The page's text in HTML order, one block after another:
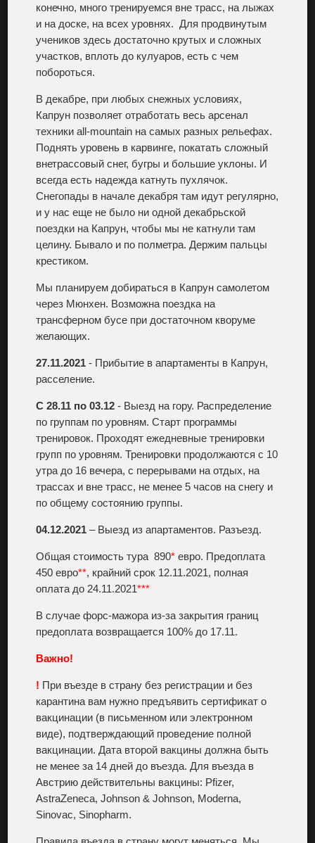
конечно, много тренируемся вне трасс, на лыжах
и на доске, на всех уровнях. Для продвинутым
учеников здесь достаточно крутых и сложных
участков, вплоть до кулуаров, есть с чем
побороться.
В декабре, при любых снежных условиях,
Капрун позволяет отработать весь арсенал
техники all-mountain на самых разных рельефах.
Поднять уровень в карвинге, покатать сложный
внетрассовый снег, бугры и большие уклоны. И
всегда есть надежда катнуть пухлячок.
Снегопады в начале декабря там идут регулярно,
и у нас еще не было ни одной декабрьской
поездки на Капрун, чтобы мы не катнули там
целину. Бывало и по полметра. Держим пальцы
крестиком.
Мы планируем добираться в Капрун самолетом
через Мюнхен. Возможна поездка на
трансферном бусе при достаточном кворуме
желающих.
27.11.2021 - Прибытие в апартаменты в Капрун,
расселение.
С 28.11 по 03.12 - Выезд на гору. Распределение
по группам по уровням. Старт программы
тренировок. Проходят ежедневные тренировки
групп по уровням. Тренировки продолжаются с 10
утра до 16 вечера, с перерывами на отдых, на
трассах и вне трасс, не менее 5 часов на снегу и
по общему состоянию группы.
04.12.2021 – Выезд из апартаментов. Разъезд.
Общая стоимость тура 890* евро. Предоплата
450 евро**, крайний срок 12.11.2021, полная
оплата до 24.11.2021***
В случае форс-мажора из-за закрытия границ
предоплата возвращается 100% до 17.11.
Важно!
! При въезде в страну без регистрации и без
карантина вам нужно предъявить сертификат о
вакцинации (в письменном или электронном
виде), подтверждающий проведение полной
вакцинации. Дата второй вакцины должна быть
не менее за 14 дней до въезда. Для въезда в
Австрию действительны вакцины: Pfizer,
AstraZeneca, Johnson & Johnson, Moderna,
Sinovac, Sinopharm.